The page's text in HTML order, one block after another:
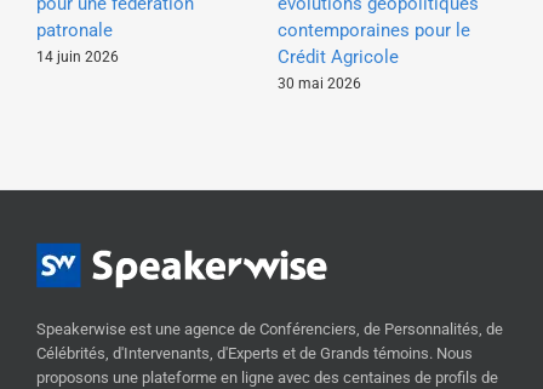
patronale
14 juin 2026
contemporaines pour le
Crédit Agricole
30 mai 2026
Speakerwise est une agence de Conférenciers, de Personnalités, de
Célébrités, d'Intervenants, d'Experts et de Grands témoins. Nous
proposons une plateforme en ligne avec des centaines de profils de